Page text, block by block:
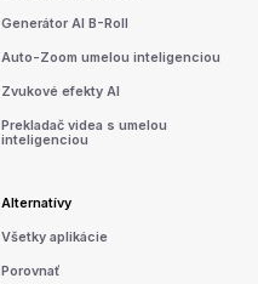
Generátor AI B-Roll
Auto-Zoom umelou inteligenciou
Zvukové efekty AI
Prekladač videa s umelou
inteligenciou
Alternatívy
Všetky aplikácie
Porovnať